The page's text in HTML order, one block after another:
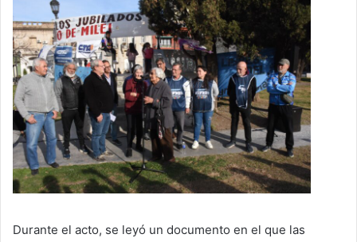
Durante el acto, se leyó un documento en el que las